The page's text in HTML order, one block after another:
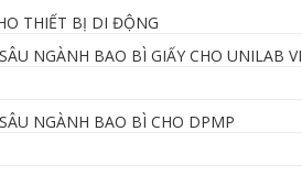
THIẾT BỊ DI ĐỘNG
NGÀNH BAO BÌ GIẤY CHO UNILAB
NGÀNH BAO BÌ CHO DPMP